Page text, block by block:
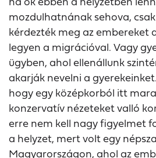
mozdulhatnának sehova,
kérdezték meg az embereket
legyen a migrációval. Vagy
ügyben, ahol ellenállunk
akarják nevelni a
hogy egy középkorból itt
konzervatív nézeteket valló
erre nem kell nagy figyelmet
a helyzet, mert volt egy
Magyarországon, ahol az